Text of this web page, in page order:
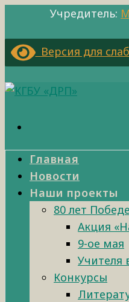
Учредитель:
Версия для
Главная
Новости
Наши проекты
80 лет Победе
Акция
9-ое мая
Учителя
Конкурсы